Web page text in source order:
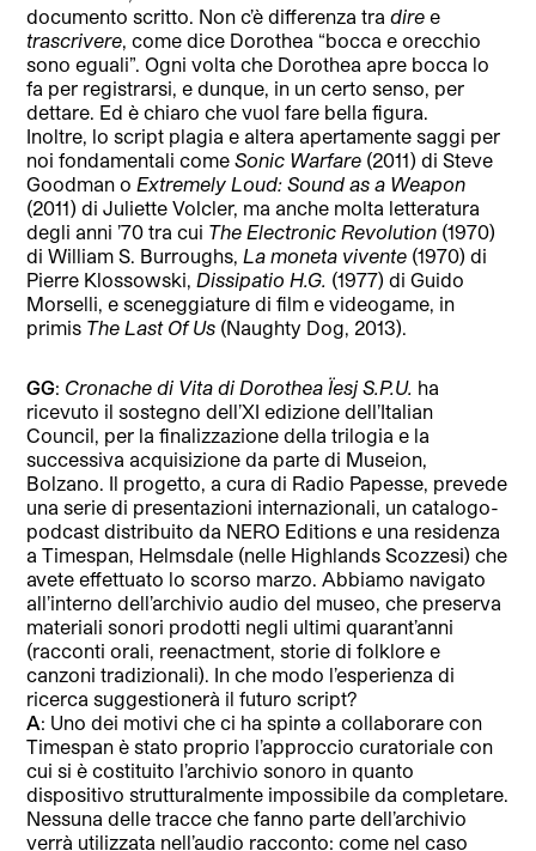
documento scritto. Non c’è differenza tradire e
trascrivere , come dice Dorothea “bocca e orecchio
sono eguali”. Ogni volta che Dorothea apre bocca lo
fa per registrarsi, e dunque, in un certo senso, per
dettare. Ed è chiaro che vuol fare bella figura.
Inoltre, lo script plagia e altera apertamente saggi per
noi fondamentali comeSonic Warfare (2011) di Steve
Goodman o Extremely Loud: Sound as a Weapon
(2011) di Juliette Volcler, ma anche molta letteratura
degli anni ’70 tra cui The Electronic Revolution (1970)
di William S. Burroughs, La moneta vivente (1970) di
Pierre Klossowski, Dissipatio H.G. (1977) di Guido
Morselli, e sceneggiature di film e videogame, in
primis The Last Of Us (Naughty Dog, 2013).
GG: Cronache di Vita di Dorothea Ïesj S.P.U. ha
ricevuto il sostegno dell’XI edizione dell’Italian
Council, per la finalizzazione della trilogia e la
successiva acquisizione da parte di Museion,
Bolzano. Il progetto, a cura di Radio Papesse, prevede
una serie di presentazioni internazionali, un catalogo-
podcast distribuito da NERO Editions e una residenza
a Timespan, Helmsdale (nelle Highlands Scozzesi) che
avete effettuato lo scorso marzo. Abbiamo navigato
all’interno dell’archivio audio del museo, che preserva
materiali sonori prodotti negli ultimi quarant’anni
(racconti orali, reenactment, storie di folklore e
canzoni tradizionali). In che modo l’esperienza di
ricerca suggestionerà il futuro script?
A: Uno dei motivi che ci ha spintə a collaborare con
Timespan è stato proprio l’approccio curatoriale con
cui si è costituito l’archivio sonoro in quanto
dispositivo strutturalmente impossibile da completare.
Nessuna delle tracce che fanno parte dell’archivio
verrà utilizzata nell’audio racconto: come nel caso